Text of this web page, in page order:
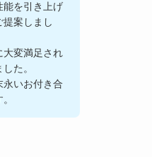
能を引き上げ
案しまし
大変満足され
た。
永いお付き合